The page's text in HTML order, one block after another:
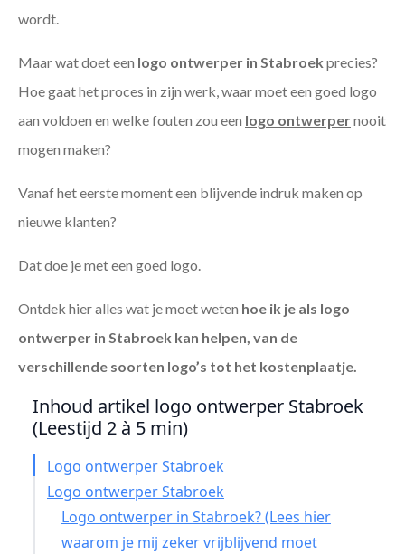
wordt.
Maar wat doet een logo ontwerper in Stabroek precies?
Hoe gaat het proces in zijn werk, waar moet een goed logo
aan voldoen en welke fouten zou een logo ontwerpernooit
mogen maken?
Vanaf het eerste moment een blijvende indruk maken op
nieuwe klanten?
Dat doe je met een goed logo.
Ontdek hier alles wat je moet weten hoe ik je als logo
ontwerper in Stabroek kan helpen, van de
verschillende soorten logo’s tot het kostenplaatje.
Inhoud artikel logo ontwerper Stabroek
(Leestijd 2 à 5 min)
Logo ontwerper Stabroek
Logo ontwerper Stabroek
Logo ontwerper in Stabroek? (Lees hier
waarom je mij zeker vrijblijvend moet